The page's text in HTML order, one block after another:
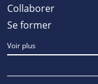
Collaborer
Se former
Voir plus